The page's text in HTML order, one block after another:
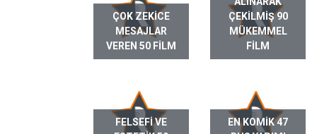
ÇOK ZEKICE
MESAJLAR
VEREN 50 FILM
ÇEKILMIŞ 90
MÜKEMMEL
FILM
FELSEFI VE
EN KOMIK 47